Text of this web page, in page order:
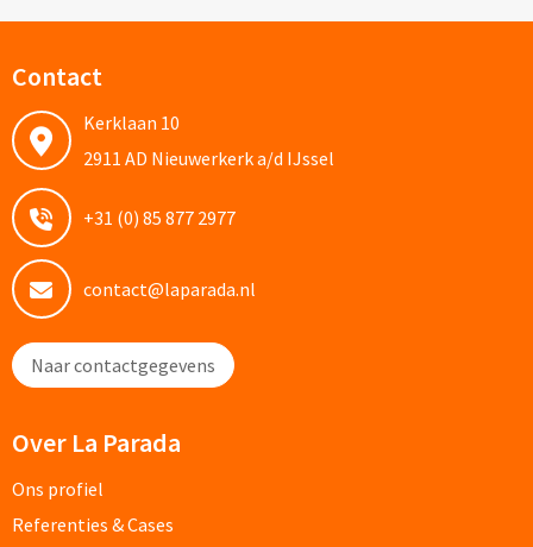
Klemborden bedrukken
Memo's
Memoblaadjes bedrukken
Memo boekjes bedrukken
Memo sets bedrukken
Custom made notitieboekjes
Contact
Kerklaan 10
2911 AD Nieuwerkerk a/d IJssel
+31 (0) 85 877 2977
contact@laparada.nl
Naar contactgegevens
Over La Parada
Ons profiel
Referenties & Cases